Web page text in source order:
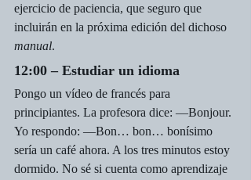
ejercicio de paciencia, que seguro que
incluirán en la próxima edición del dichoso
manual.
12:00 – Estudiar un idioma
Pongo un vídeo de francés para
principiantes. La profesora dice: —Bonjour.
Yo respondo: —Bon… bon… bonísimo
sería un café ahora. A los tres minutos estoy
dormido. No sé si cuenta como aprendizaje